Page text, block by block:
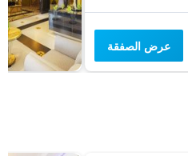
عرض الصفقة